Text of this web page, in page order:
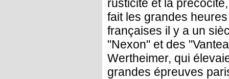
rusticité et la
fait les grandes
françaises il y a un
"Nexon" et des
Wertheimer, qui
grandes épreuves